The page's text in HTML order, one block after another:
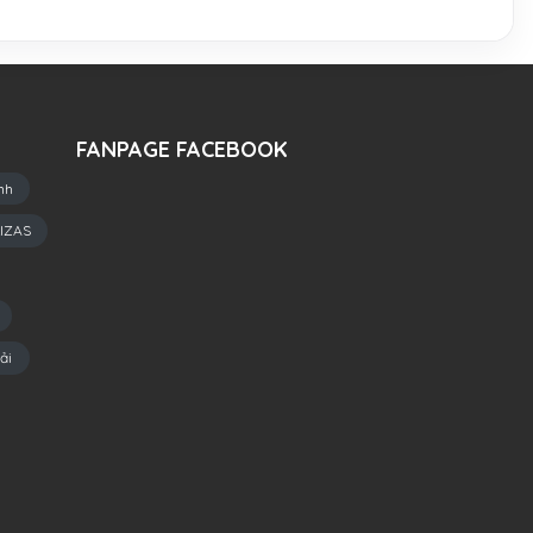
FANPAGE FACEBOOK